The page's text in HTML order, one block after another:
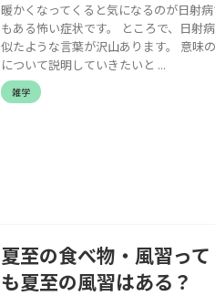
暖かくなってくると気になるのが日射
もある怖い症状です。 ところで、日射
似たような言葉が沢山あります。 意味
について説明していきたいと ...
雑学
夏至の食べ物・風習っ
も夏至の風習はある？